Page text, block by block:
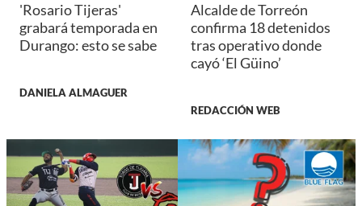
'Rosario Tijeras'
grabará temporada en
Durango: esto se sabe
DANIELA ALMAGUER
Alcalde de Torreón
confirma 18 detenidos
tras operativo donde
cayó ‘El Güino’
REDACCIÓN WEB